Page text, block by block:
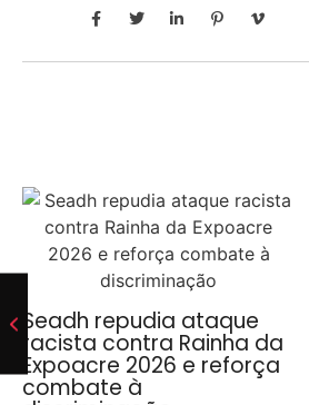
Seadh repudia ataque
racista contra Rainha da
Expoacre 2026 e reforça
combate à